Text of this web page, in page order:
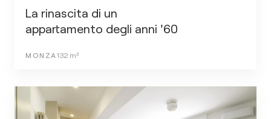
La rinascita di un
appartamento degli anni '60
MONZA 132m²